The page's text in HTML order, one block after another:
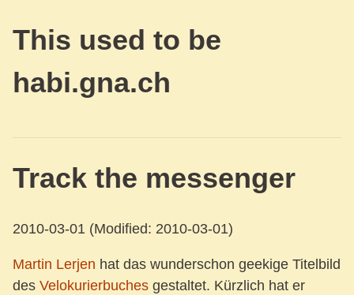
This used to be
habi.gna.ch
Track the messenger
2010-03-01 (Modified: 2010-03-01)
Martin Lerjen hat das wunderschon geekige Titelbild
des Velokurierbuches gestaltet. Kürzlich hat er